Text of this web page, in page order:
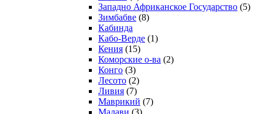
Западно Африканское Государство (5)
Зимбабве (8)
Кабинда
Кабо-Верде (1)
Кения (15)
Коморские о-ва (2)
Конго (3)
Лесото (2)
Ливия (7)
Маврикий (7)
Малави (3)